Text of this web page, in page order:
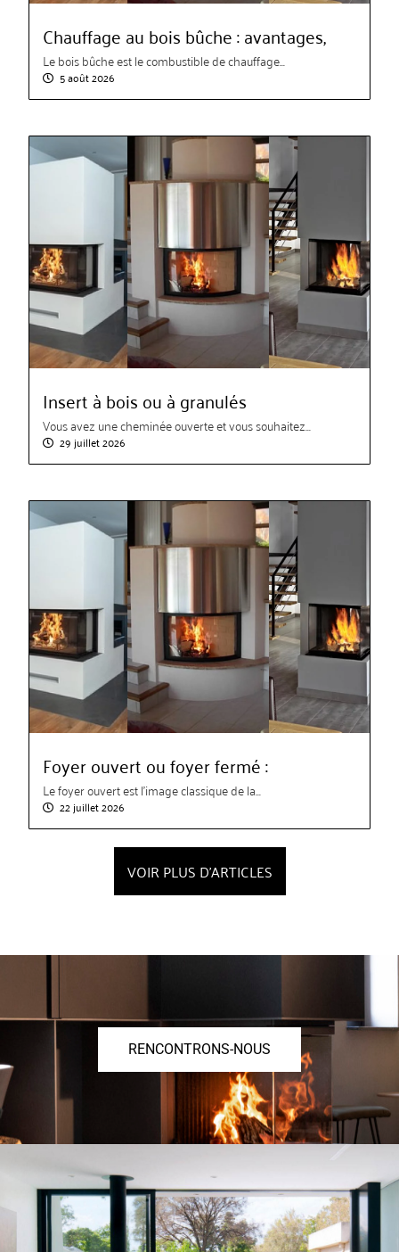
Chauffage au bois bûche : avantages,
Le bois bûche est le combustible de chauffage...
5 août 2026
Insert à bois ou à granulés
Vous avez une cheminée ouverte et vous souhaitez...
29 juillet 2026
Foyer ouvert ou foyer fermé :
Le foyer ouvert est l’image classique de la...
22 juillet 2026
VOIR PLUS D'ARTICLES
RENCONTRONS-NOUS